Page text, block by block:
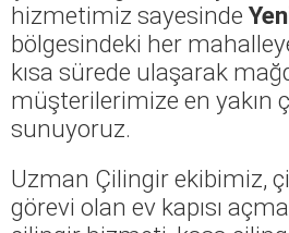
hizmetimiz sayesinde
bölgesindeki her
kısa sürede ulaşarak
müşterilerimize en yakın
sunuyoruz.
Uzman Çilingir ekibimiz,
görevi olan ev kapısı